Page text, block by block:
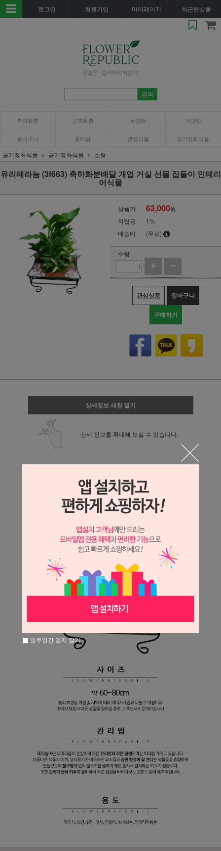
로그인 회원가입 마이페이지 최근본상품
축하화환 근조화환 동양란 서양란
꽃바구니 꽃다발 관엽식물 공기정화식물
공기정화식물 공기정화식물 소형
유리테라늄 (3f663) 축하화분배달 개업 거실 선물 집들이 인테리
어식물
상품가 63,000원
적립금
1%
배송비
(무료)
수량
관심상품 장바구니
구매하기
상세정보 새창 열기
상세 정보를 확대해 보실 수 있습니다.
일주일간 열지 않기